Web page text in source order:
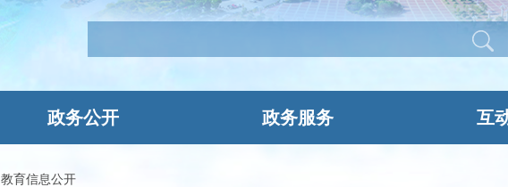
政务公开 政务服务 互
教育信息公开